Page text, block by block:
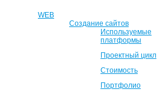
WEB
Создание сайтов
Используемые
платформы
Проектный цикл
Стоимость
Портфолио